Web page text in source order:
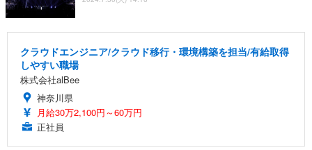
クラウドエンジニア/クラウド移行・環境構築を担当/有給取得
しやすい職場
株式会社alBee
神奈川県
月給30万2,100円～60万円
正社員